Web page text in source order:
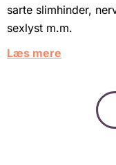
sarte slimhinder,
sexlyst m.m.
Læs mere